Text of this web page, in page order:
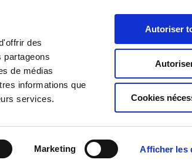
des
partageons
de médias
informations que
services.
Marketing Afficher les
Autoriser
Cookies
Ma
Connexion
: 3 À 5 JOURS OUVRÉS ⏱️